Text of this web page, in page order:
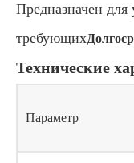
Предназначен для
требующих
Технические
Параметр